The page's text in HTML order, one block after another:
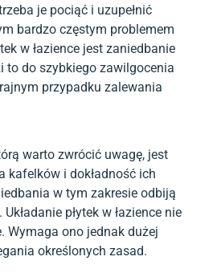
je pociąć i uzupełnić
bardzo częstym problemem
w łazience jest zaniedbanie
to do szybkiego zawilgocenia
przypadku zalewania
warto zwrócić uwagę, jest
kafelków i dokładność ich
w tym zakresie odbiją
płytek w łazience nie
Wymaga ono jednak dużej
określonych zasad.